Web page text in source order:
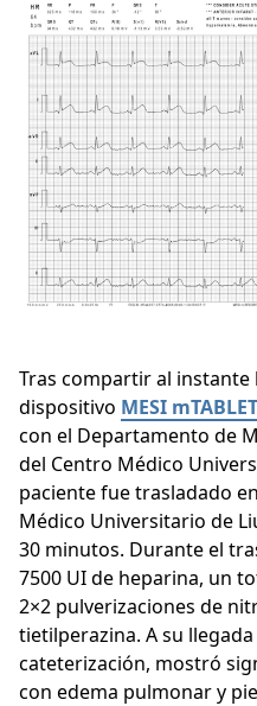
Tras compartir al instante
dispositivo MESI
con el Departamento de
del Centro Médico
paciente fue trasladado
Médico Universitario de
30 minutos. Durante el
7500 UI de heparina, un
2×2 pulverizaciones de
tietilperazina. A su
cateterización, mostró
con edema pulmonar y